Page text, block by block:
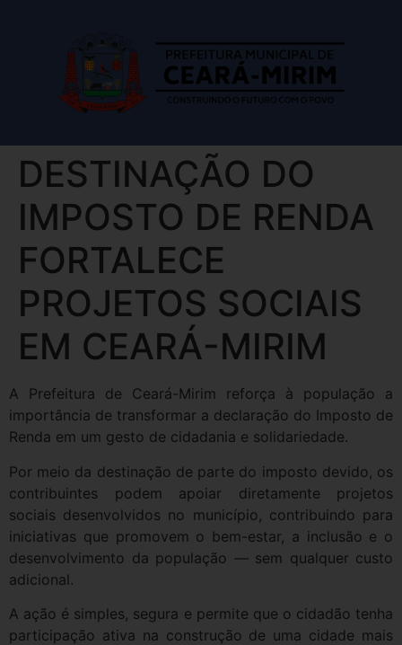
DESTINAÇÃO DO
IMPOSTO DE RENDA
FORTALECE
PROJETOS SOCIAIS
EM CEARÁ-MIRIM
A Prefeitura de Ceará-Mirim reforça à população a
importância de transformar a declaração do Imposto de
Renda em um gesto de cidadania e solidariedade.
Por meio da destinação de parte do imposto devido, os
contribuintes podem apoiar diretamente projetos
sociais desenvolvidos no município, contribuindo para
iniciativas que promovem o bem-estar, a inclusão e o
desenvolvimento da população — sem qualquer custo
adicional.
A ação é simples, segura e permite que o cidadão tenha
participação ativa na construção de uma cidade mais